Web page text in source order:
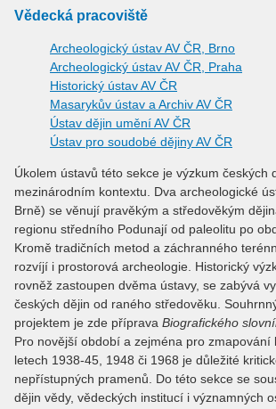
Vědecká pracoviště
Archeologický ústav AV ČR, Brno
Archeologický ústav AV ČR, Praha
Historický ústav AV ČR
Masarykův ústav a Archiv AV ČR
Ústav dějin umění AV ČR
Ústav pro soudobé dějiny AV ČR
Úkolem ústavů této sekce je výzkum českých
mezinárodním kontextu. Dva archeologické
Brně) se věnují pravěkým a středověkým
regionu středního Podunají od paleolitu po
Kromě tradičních metod a záchranného
rozvíjí i prostorová archeologie. Historický
rovněž zastoupen dvěma ústavy, se zabývá
českých dějin od raného středověku.
projektem je zde příprava Biografického
Pro novější období a zejména pro zmapování
letech 1938-45, 1948 či 1968 je důležité
nepřístupných pramenů. Do této sekce se
dějin vědy, vědeckých institucí i významných